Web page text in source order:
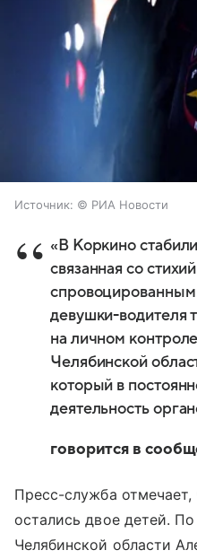
Источник: © РИА Новости
«В Коркино
связанная со
девушки-водителя
на личном
Челябинской
который в
деятельность
говорится в
Пресс-служба
остались двое детей.
Челябинской области